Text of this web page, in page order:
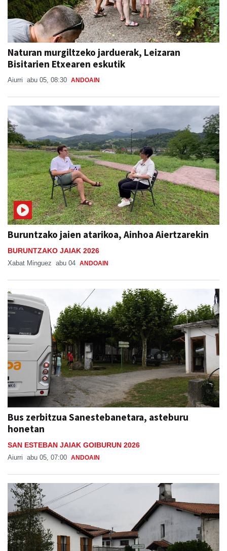
Naturan murgiltzeko jarduerak, Leizaran
Bisitarien Etxearen eskutik
Aiurri abu 05, 08:30 ANDOAIN
Buruntzako jaien atarikoa, Ainhoa Aiertzarekin
BURUNTZAKO JAIAK 2026
Xabat Minguez abu 04 ANDOAIN
Bus zerbitzua Sanestebanetara, asteburu
honetan
SAN ESTEBAN JAIAK GOIBURUN 2026
Aiurri abu 05, 07:00 ANDOAIN